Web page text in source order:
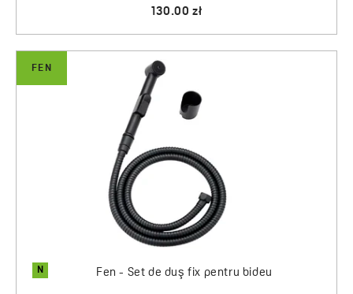
130.00 zł
FEN
N Fen - Set de duş fix pentru bideu